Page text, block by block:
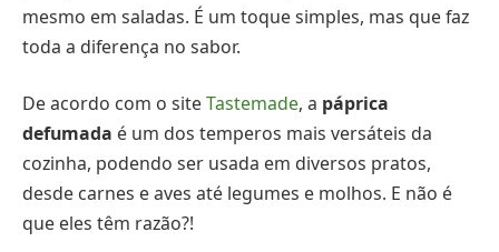
mesmo em saladas. É um toque simples, mas que faz
toda a diferença no sabor.
De acordo com o siteTastemade, a páprica
defumada é um dos temperos mais versáteis da
cozinha, podendo ser usada em diversos pratos,
desde carnes e aves até legumes e molhos. E não é
que eles têm razão?!